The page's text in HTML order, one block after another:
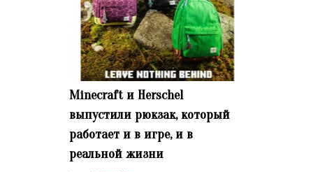
Minecraft и Herschel
выпустили рюкзак, который
работает и в игре, и в
реальной жизни